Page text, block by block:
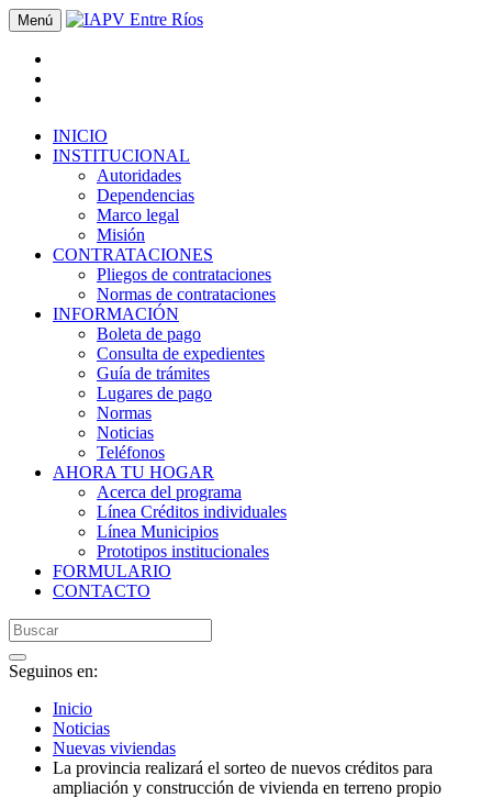
Menú
INICIO
INSTITUCIONAL
Autoridades
Dependencias
Marco legal
Misión
CONTRATACIONES
Pliegos de contrataciones
Normas de contrataciones
INFORMACIÓN
Boleta de pago
Consulta de expedientes
Guía de trámites
Lugares de pago
Normas
Noticias
Teléfonos
AHORA TU HOGAR
Acerca del programa
Línea Créditos individuales
Línea Municipios
Prototipos institucionales
FORMULARIO
CONTACTO
Seguinos en:
Inicio
Noticias
Nuevas viviendas
La provincia realizará el sorteo de nuevos créditos para
ampliación y construcción de vivienda en terreno propio